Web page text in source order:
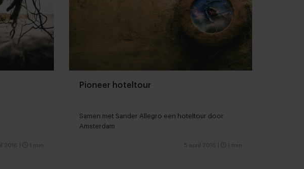
2016 1 min
Pioneer hoteltour
Samen met Sander Allegro een hoteltour door
Amsterdam
5 april 2016 1 min